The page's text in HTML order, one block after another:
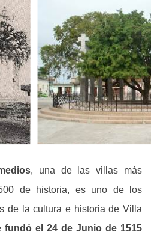
, una de las villas más
de historia, es uno de los
de la cultura e historia de Villa
fundó el 24 de Junio de 1515